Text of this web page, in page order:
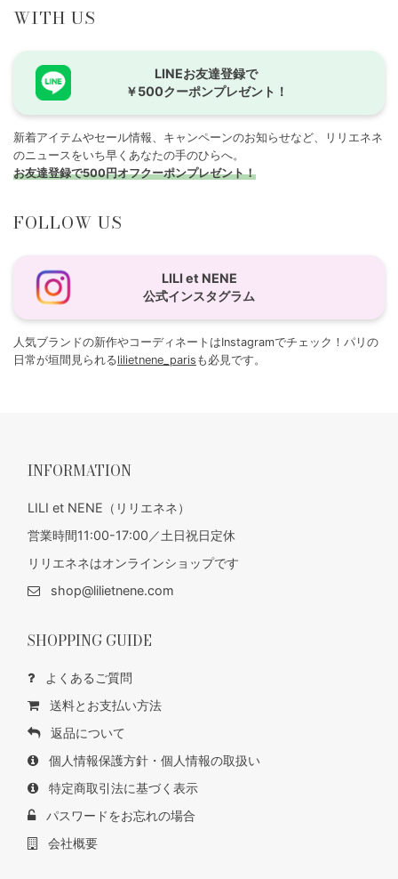
WITH US
LINEお友達登録で
￥500クーポンプレゼント！
新着アイテムやセール情報、キャンペーンのお知らせなど、リリエネネ
のニュースをいち早くあなたの手のひらへ。
お友達登録で500円オフクーポンプレゼント！
FOLLOW US
LILI et NENE
公式インスタグラム
人気ブランドの新作やコーディネートはInstagramでチェック！パリの
日常が垣間見られるlilietnene_paris も必見です。
INFORMATION
LILI et NENE（リリエネネ）
営業時間11:00-17:00／土日祝日定休
リリエネネはオンラインショップです
shop@lilietnene.com
SHOPPING GUIDE
よくあるご質問
送料とお支払い方法
返品について
個人情報保護方針・個人情報の取扱い
特定商取引法に基づく表示
パスワードをお忘れの場合
会社概要